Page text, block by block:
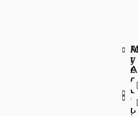
A
r
e
a
L
e
g
y
A
c
c
o
u